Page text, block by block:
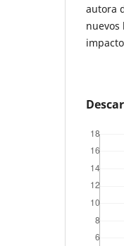
autora
nuevos